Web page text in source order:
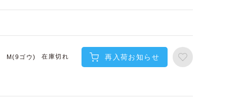
M(9ゴウ) 在庫切れ 再入荷お知らせ